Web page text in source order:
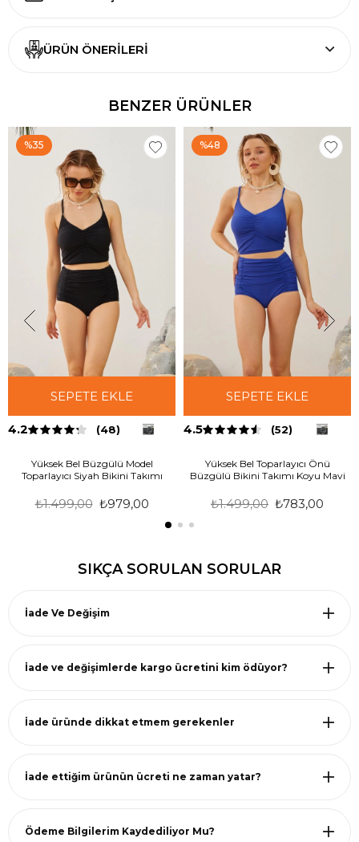
ÜRÜN ÖNERILERI
BENZER ÜRÜNLER
SEPETE EKLE
4.2 (48)
Yüksek Bel Büzgülü Model
Toparlayıcı Siyah Bikini Takımı
₺979,00
₺1.499,00
%35
SEPETE EKLE
4.5 (52)
Yüksek Bel Toparlayıcı Önü
Büzgülü Bikini Takımı Koyu Mavi
₺783,00
₺1.499,00
%48
SIKÇA SORULAN SORULAR
İade Ve Değişim
İade ve değişimlerde kargo ücretini kim ödüyor?
İade üründe dikkat etmem gerekenler
İade ettiğim ürünün ücreti ne zaman yatar?
Ödeme Bilgilerim Kaydediliyor Mu?